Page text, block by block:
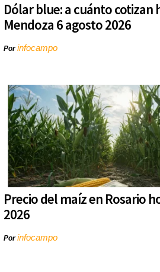
Dólar blue: a cuánto cotizan
Mendoza 6 agosto 2026
Porinfocampo
Precio del maíz en Rosario
2026
Porinfocampo